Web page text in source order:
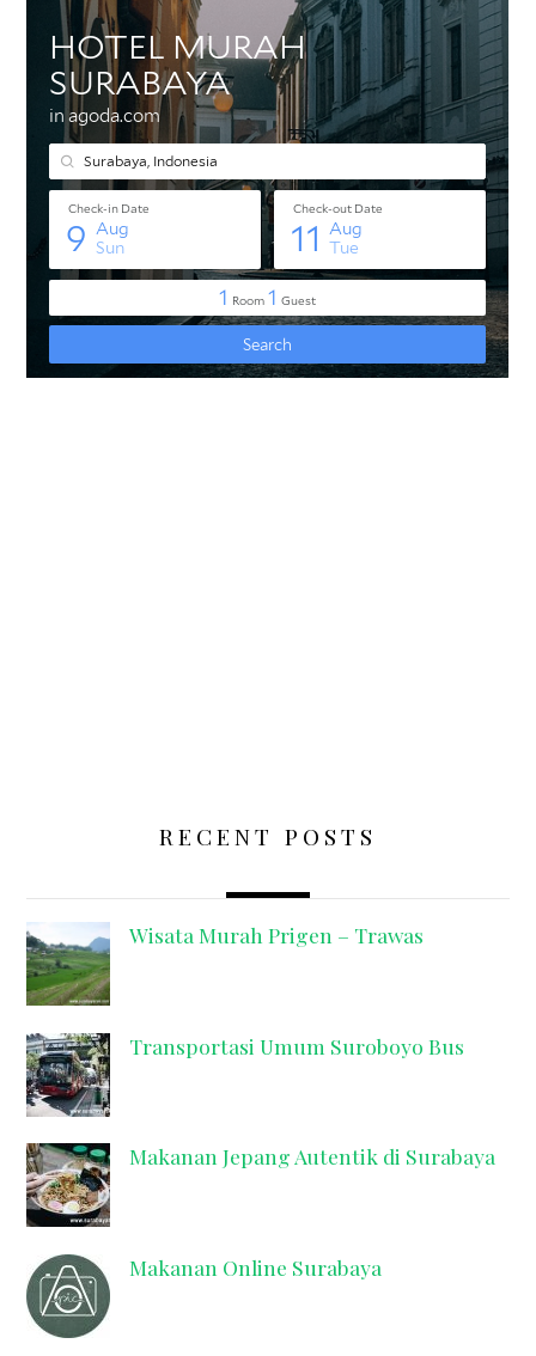
RECENT POSTS
Wisata Murah Prigen – Trawas
Transportasi Umum Suroboyo Bus
Makanan Jepang Autentik di Surabaya
Makanan Online Surabaya